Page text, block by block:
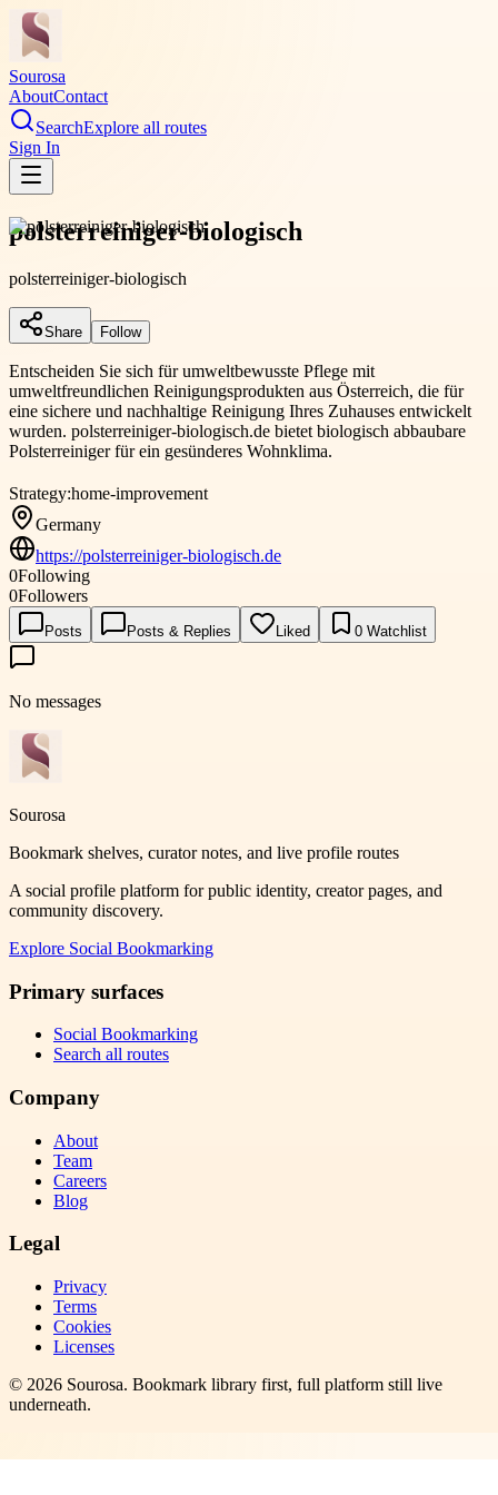
Sourosa
AboutContact
SearchExplore all routes
Sign In
polsterreiniger-biologisch
polsterreiniger-biologisch
Share Follow
Entscheiden Sie sich für umweltbewusste Pflege mit
umweltfreundlichen Reinigungsprodukten aus Österreich, die für
eine sichere und nachhaltige Reinigung Ihres Zuhauses entwickelt
wurden. polsterreiniger-biologisch.de bietet biologisch abbaubare
Polsterreiniger für ein gesünderes Wohnklima.
Strategy:home-improvement
Germany
https://polsterreiniger-biologisch.de
0Following
0Followers
Posts Posts & Replies Liked 0 Watchlist
No messages
Sourosa
Bookmark shelves, curator notes, and live profile routes
A social profile platform for public identity, creator pages, and
community discovery.
Explore Social Bookmarking
Primary surfaces
Social Bookmarking
Search all routes
Company
About
Team
Careers
Blog
Legal
Privacy
Terms
Cookies
Licenses
© 2026 Sourosa. Bookmark library first, full platform still live
underneath.